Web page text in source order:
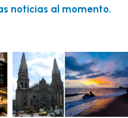
noticias al momento.